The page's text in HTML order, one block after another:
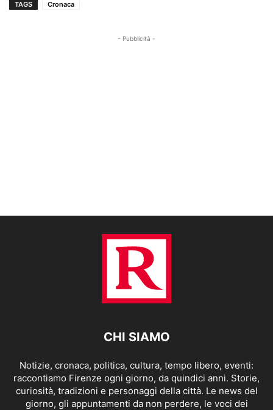
TAGS Cronaca
- Pubblicità -
CHI SIAMO
Notizie, cronaca, politica, cultura, tempo libero, eventi:
raccontiamo Firenze ogni giorno, da quindici anni. Storie,
curiosità, tradizioni e personaggi della città. Le news del
giorno, gli appuntamenti da non perdere, le voci dei